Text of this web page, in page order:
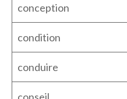
conception
condition
conduire
conseil